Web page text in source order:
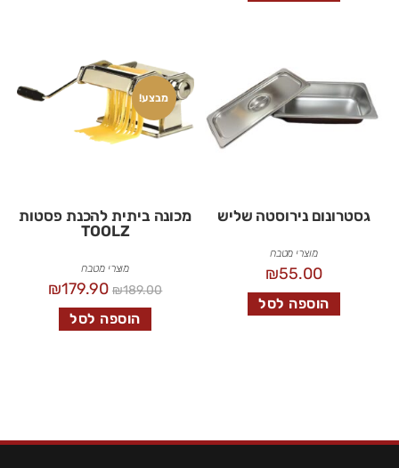
גסטרונום נירוסטה שליש
מוצרי מטבח
₪55.00
הוספה לסל
מבצע!
מכונה ביתית להכנת פסטות
TOOLZ
מוצרי מטבח
₪189.00
₪179.90
הוספה לסל